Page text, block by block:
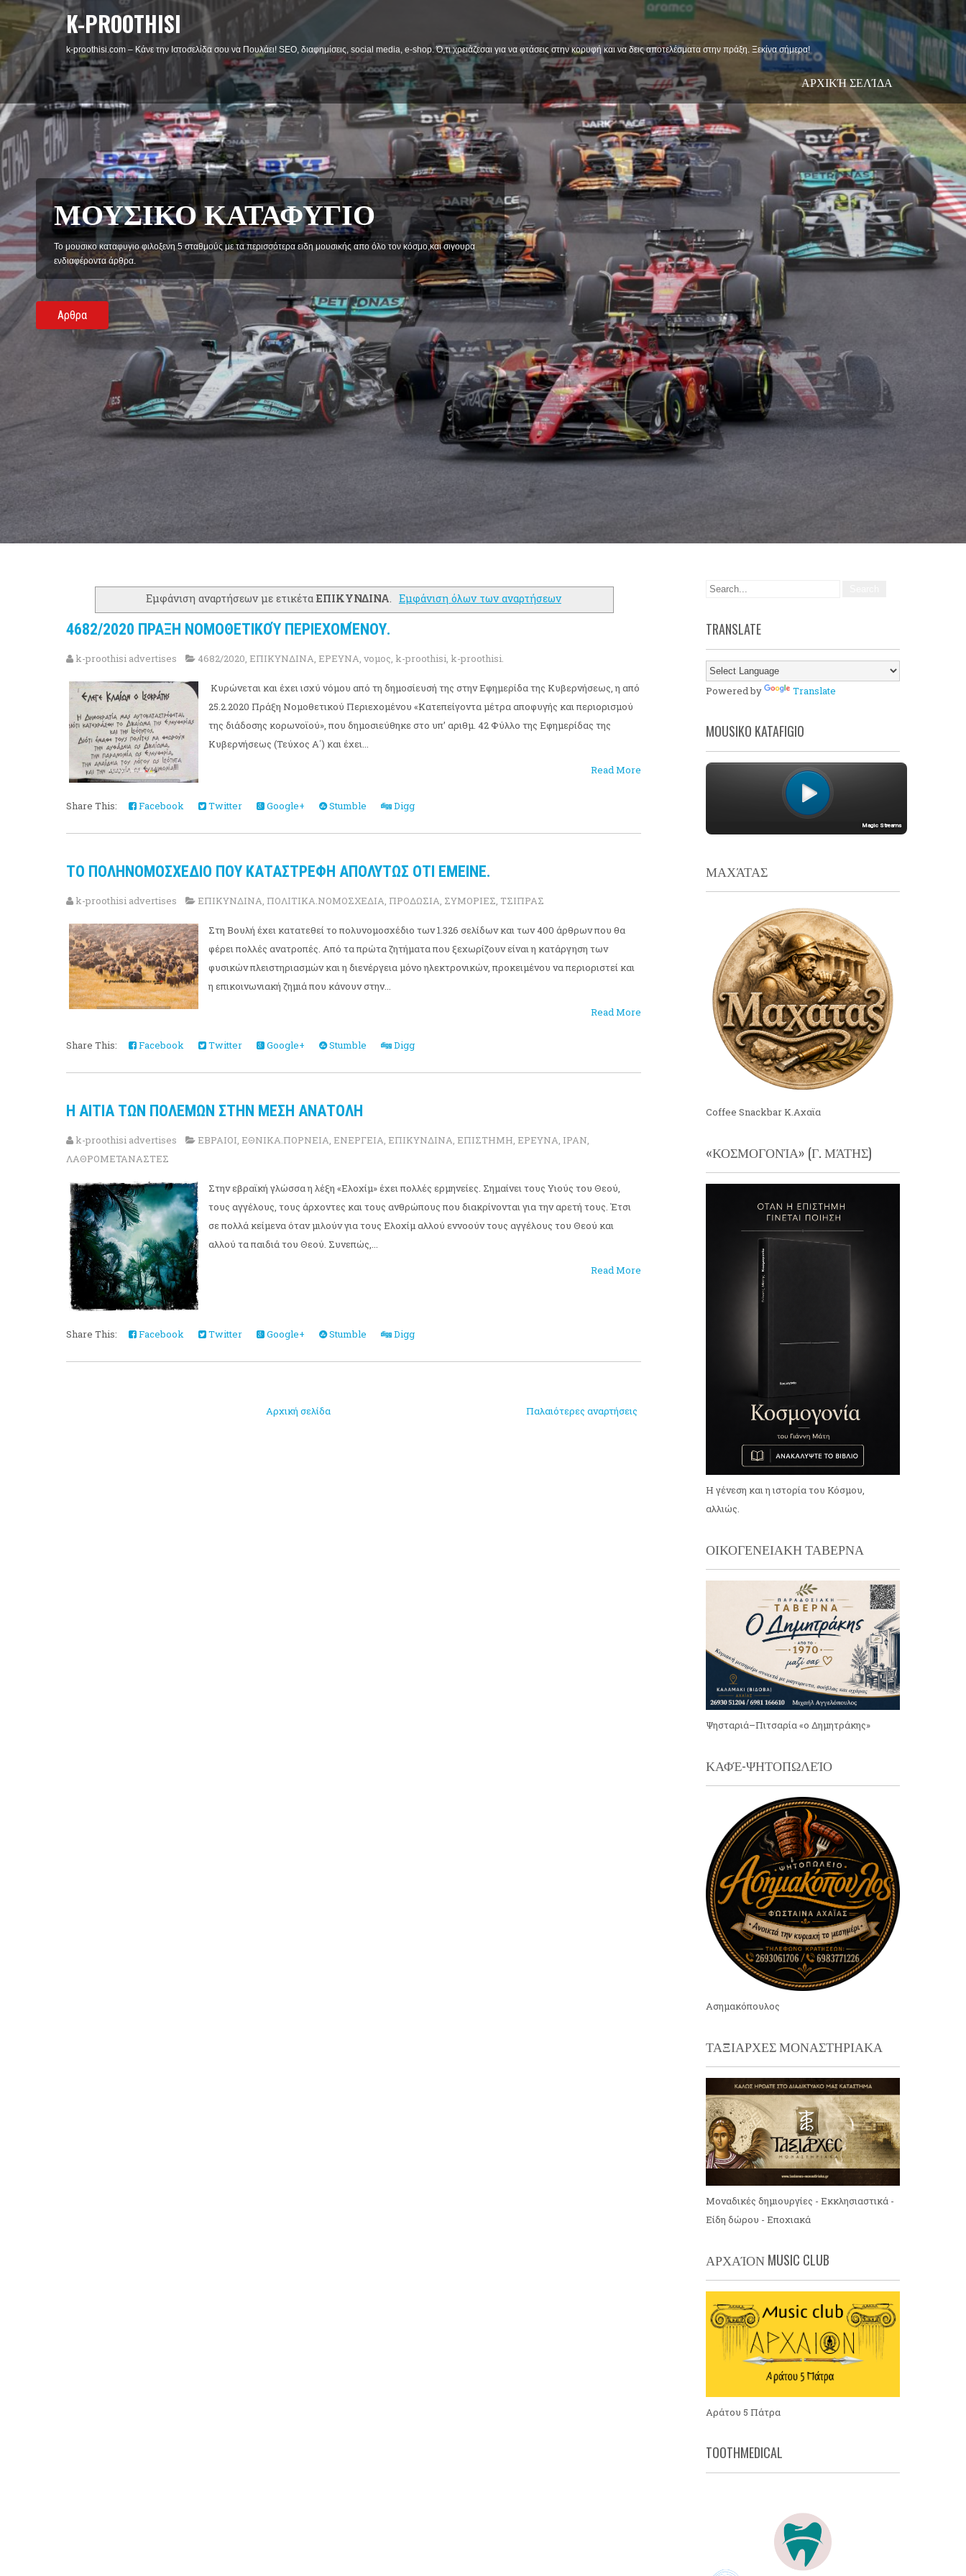
K-PROOTHISI
k-proothisi.com – Κάνε την Ιστοσελίδα σου να Πουλάει! SEO, διαφημίσεις, social media, e-shop. Ό,τι χρειάζεσαι για να φτάσεις στην κορυφή και να δεις αποτελέσματα στην πράξη. Ξεκίνα σήμερα!
ΑΡΧΙΚΉ ΣΕΛΊΔΑ
ΦΙΛΟΜΑΘΕΙΑ
Η Φιλομάθεια φιλοξενή άρθρα κοινωνικού και ψυχολογικού χαρακτήρα στηριξεις και προβληματισμού.
philomathiaplus
Εμφάνιση αναρτήσεων με ετικέταΕΠΙΚΥΝΔΙΝΑ. Εμφάνιση όλων των αναρτήσεων
4682/2020 ΠΡΑΞΗ ΝΟΜΟΘΕΤΙΚΟΎ ΠΕΡΙΕΧΟΜΈΝΟΥ.
k-proothisi advertises 4682/2020 ΕΠΙΚΥΝΔΙΝΑ ΕΡΕΥΝΑ νομος k-proothisi k-proothisi.
Κυρώνεται και έχει ισχύ νόμου από τη δημοσίευσή της στην Εφημερίδα της Κυβερνήσεως, η από
25.2.2020 Πράξη Νομοθετικού Περιεχομένου «Κατεπείγοντα μέτρα αποφυγής και περιορισμού
της διάδοσης κορωνοϊού», που δημοσιεύθηκε στο υπ’ αριθμ. 42 Φύλλο της Εφημερίδας της
Κυβερνήσεως (Τεύχος Α΄) και έχει...
Read More
Share This: Facebook Twitter Google+ Stumble Digg
ΤΟ ΠΟΛΗΝΟΜΟΣΧΕΔΙΟ ΠΟΥ ΚΑΤΑΣΤΡΕΦΗ ΑΠΟΛΥΤΩΣ ΟΤΙ ΕΜΕΙΝΕ.
k-proothisi advertises ΕΠΙΚΥΝΔΙΝΑ ΠΟΛΙΤΙΚΑ.ΝΟΜΟΣΧΕΔΙΑ ΠΡΟΔΩΣΙΑ ΣΥΜΟΡΙΕΣ ΤΣΙΠΡΑΣ
Στη Βουλή έχει κατατεθεί το πολυνομοσχέδιο των 1.326 σελίδων και των 400 άρθρων που θα
φέρει πολλές ανατροπές. Από τα πρώτα ζητήματα που ξεχωρίζουν είναι η κατάργηση των
φυσικών πλειστηριασμών και η διενέργεια μόνο ηλεκτρονικών, προκειμένου να περιοριστεί και
η επικοινωνιακή ζημιά που κάνουν στην...
Read More
Share This: Facebook Twitter Google+ Stumble Digg
Η ΑΙΤΙΑ ΤΩΝ ΠΟΛΕΜΩΝ ΣΤΗΝ ΜΕΣΗ ΑΝΑΤΟΛΗ
k-proothisi advertises ΕΒΡΑΙΟΙ ΕΘΝΙΚΑ.ΠΟΡΝΕΙΑ ΕΝΕΡΓΕΙΑ ΕΠΙΚΥΝΔΙΝΑ ΕΠΙΣΤΗΜΗ ΕΡΕΥΝΑ ΙΡΑΝ
ΛΑΘΡΟΜΕΤΑΝΑΣΤΕΣ
Στην εβραϊκή γλώσσα η λέξη «Ελοχίμ» έχει πολλές ερμηνείες. Σημαίνει τους Υιούς του Θεού,
τους αγγέλους, τους άρχοντες και τους ανθρώπους που διακρίνονται για την αρετή τους. Έτσι
σε πολλά κείμενα όταν μιλούν για τους Ελοχίμ αλλού εννοούν τους αγγέλους του Θεού και
αλλού τα παιδιά του Θεού. Συνεπώς,...
Read More
Share This: Facebook Twitter Google+ Stumble Digg
Παλαιότερες αναρτήσεις
Αρχική σελίδα
TRANSLATE
Powered by Translate
MOUSIKO KATAFIGIO
ΜΑΧΆΤΑΣ
Coffee Snackbar Κ.Αχαϊα
«ΚΟΣΜΟΓΟΝΊΑ» (Γ. ΜΆΤΗΣ)
Η γένεση και η ιστορία του Κόσμου,
αλλιώς.
ΟΙΚΟΓΕΝΕΙΑΚΗ ΤΑΒΕΡΝΑ
Ψησταριά–Πιτσαρία «ο Δημητράκης»
ΚΑΦΈ-ΨΗΤΟΠΩΛΕΊΟ
Ασημακόπουλος
ΤΑΞΙΑΡΧΕΣ ΜΟΝΑΣΤΗΡΙΑΚΑ
Μοναδικές δημιουργίες - Εκκλησιαστικά -
Είδη δώρου - Εποχιακά
ΑΡΧΑΊΟΝ MUSIC CLUB
Αράτου 5 Πάτρα
TOOTHMEDICAL